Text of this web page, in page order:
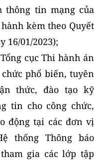
thông tin mạng của
kèm theo Quyết
16/01/2023);
cục Thi hành án
phổ biến, tuyên
thức, đào tạo kỹ
tin cho công chức,
động tại các đơn vị
thống Thông báo
gia các lớp tập